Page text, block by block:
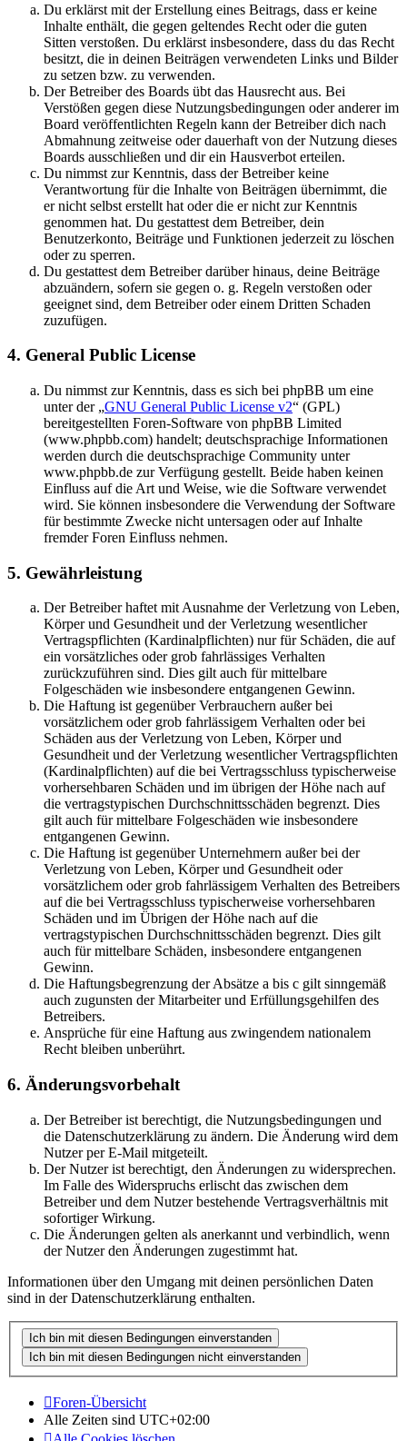
Du erklärst mit der Erstellung eines Beitrags, dass er keine
Inhalte enthält, die gegen geltendes Recht oder die guten
Sitten verstoßen. Du erklärst insbesondere, dass du das Recht
besitzt, die in deinen Beiträgen verwendeten Links und Bilder
zu setzen bzw. zu verwenden.
Der Betreiber des Boards übt das Hausrecht aus. Bei
Verstößen gegen diese Nutzungsbedingungen oder anderer im
Board veröffentlichten Regeln kann der Betreiber dich nach
Abmahnung zeitweise oder dauerhaft von der Nutzung dieses
Boards ausschließen und dir ein Hausverbot erteilen.
Du nimmst zur Kenntnis, dass der Betreiber keine
Verantwortung für die Inhalte von Beiträgen übernimmt, die
er nicht selbst erstellt hat oder die er nicht zur Kenntnis
genommen hat. Du gestattest dem Betreiber, dein
Benutzerkonto, Beiträge und Funktionen jederzeit zu löschen
oder zu sperren.
Du gestattest dem Betreiber darüber hinaus, deine Beiträge
abzuändern, sofern sie gegen o. g. Regeln verstoßen oder
geeignet sind, dem Betreiber oder einem Dritten Schaden
zuzufügen.
4. General Public License
Du nimmst zur Kenntnis, dass es sich bei phpBB um eine
unter der „GNU General Public License v2“ (GPL)
bereitgestellten Foren-Software von phpBB Limited
(www.phpbb.com) handelt; deutschsprachige Informationen
werden durch die deutschsprachige Community unter
www.phpbb.de zur Verfügung gestellt. Beide haben keinen
Einfluss auf die Art und Weise, wie die Software verwendet
wird. Sie können insbesondere die Verwendung der Software
für bestimmte Zwecke nicht untersagen oder auf Inhalte
fremder Foren Einfluss nehmen.
5. Gewährleistung
Der Betreiber haftet mit Ausnahme der Verletzung von Leben,
Körper und Gesundheit und der Verletzung wesentlicher
Vertragspflichten (Kardinalpflichten) nur für Schäden, die auf
ein vorsätzliches oder grob fahrlässiges Verhalten
zurückzuführen sind. Dies gilt auch für mittelbare
Folgeschäden wie insbesondere entgangenen Gewinn.
Die Haftung ist gegenüber Verbrauchern außer bei
vorsätzlichem oder grob fahrlässigem Verhalten oder bei
Schäden aus der Verletzung von Leben, Körper und
Gesundheit und der Verletzung wesentlicher Vertragspflichten
(Kardinalpflichten) auf die bei Vertragsschluss typischerweise
vorhersehbaren Schäden und im übrigen der Höhe nach auf
die vertragstypischen Durchschnittsschäden begrenzt. Dies
gilt auch für mittelbare Folgeschäden wie insbesondere
entgangenen Gewinn.
Die Haftung ist gegenüber Unternehmern außer bei der
Verletzung von Leben, Körper und Gesundheit oder
vorsätzlichem oder grob fahrlässigem Verhalten des Betreibers
auf die bei Vertragsschluss typischerweise vorhersehbaren
Schäden und im Übrigen der Höhe nach auf die
vertragstypischen Durchschnittsschäden begrenzt. Dies gilt
auch für mittelbare Schäden, insbesondere entgangenen
Gewinn.
Die Haftungsbegrenzung der Absätze a bis c gilt sinngemäß
auch zugunsten der Mitarbeiter und Erfüllungsgehilfen des
Betreibers.
Ansprüche für eine Haftung aus zwingendem nationalem
Recht bleiben unberührt.
6. Änderungsvorbehalt
Der Betreiber ist berechtigt, die Nutzungsbedingungen und
die Datenschutzerklärung zu ändern. Die Änderung wird dem
Nutzer per E-Mail mitgeteilt.
Der Nutzer ist berechtigt, den Änderungen zu widersprechen.
Im Falle des Widerspruchs erlischt das zwischen dem
Betreiber und dem Nutzer bestehende Vertragsverhältnis mit
sofortiger Wirkung.
Die Änderungen gelten als anerkannt und verbindlich, wenn
der Nutzer den Änderungen zugestimmt hat.
Informationen über den Umgang mit deinen persönlichen Daten
sind in der Datenschutzerklärung enthalten.
Foren-Übersicht
Alle Zeiten sind UTC+02:00